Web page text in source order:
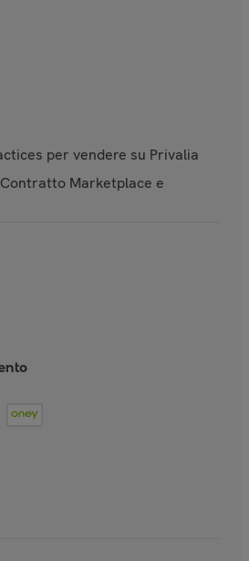
per vendere su Privalia
Marketplace e